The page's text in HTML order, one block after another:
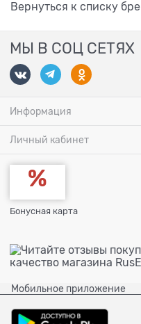
Вернуться к списку
МЫ В СОЦ СЕТЯХ
Информация
Личный кабинет
Бонусная карта
Мобильное приложение